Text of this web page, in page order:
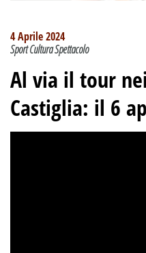
4 Aprile 2024
Sport Cultura Spettacolo
Al via il tour
Castiglia: il 6